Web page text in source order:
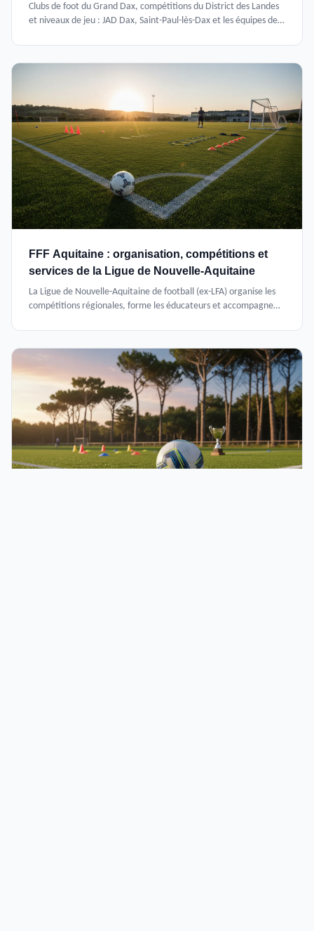
Clubs de foot du Grand Dax, compétitions du District des Landes
et niveaux de jeu : JAD Dax, Saint-Paul-lès-Dax et les équipes de
FFF Aquitaine : organisation, compétitions et
services de la Ligue de Nouvelle-Aquitaine
La Ligue de Nouvelle-Aquitaine de football (ex-LFA) organise les
compétitions régionales, forme les éducateurs et accompagne